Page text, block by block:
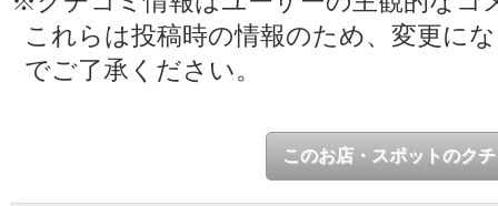
これらは投稿時の情報のため、変更に
でご了承ください。
このお店・スポットのク